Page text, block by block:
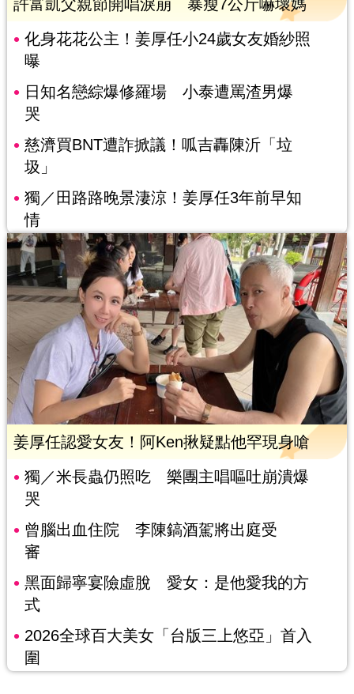
許富凱父親節開唱淚崩 暴瘦7公斤嚇壞媽
化身花花公主！姜厚任小24歲女友婚紗照
曝
日知名戀綜爆修羅場 小泰遭罵渣男爆
哭
慈濟買BNT遭詐掀議！呱吉轟陳沂「垃
圾」
獨／田路路晚景淒涼！姜厚任3年前早知
情
姜厚任認愛女友！阿Ken揪疑點他罕現身嗆
獨／米長蟲仍照吃 樂團主唱嘔吐崩潰爆
哭
曾腦出血住院 李陳鎬酒駕將出庭受
審
黑面歸寧宴險虛脫 愛女：是他愛我的方
式
2026全球百大美女「台版三上悠亞」首入
圍